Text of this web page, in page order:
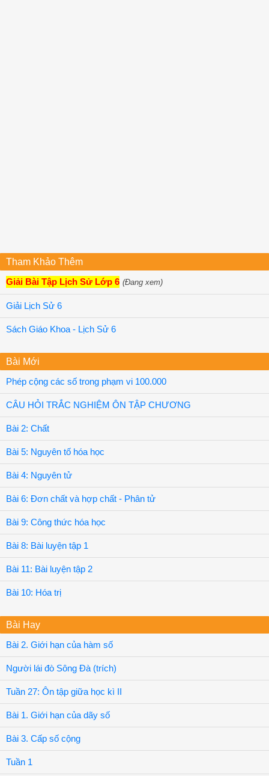
Tham Khảo Thêm
Giải Bài Tập Lịch Sử Lớp 6 (Đang xem)
Giải Lịch Sử 6
Sách Giáo Khoa - Lịch Sử 6
Bài Mới
Phép cộng các số trong phạm vi 100.000
CÂU HỎI TRẮC NGHIỆM ÔN TẬP CHƯƠNG
Bài 2: Chất
Bài 5: Nguyên tố hóa học
Bài 4: Nguyên tử
Bài 6: Đơn chất và hợp chất - Phân tử
Bài 9: Công thức hóa học
Bài 8: Bài luyện tập 1
Bài 11: Bài luyện tập 2
Bài 10: Hóa trị
Bài Hay
Bài 2. Giới hạn của hàm số
Người lái đò Sông Đà (trích)
Tuần 27: Ôn tập giữa học kì II
Bài 1. Giới hạn của dãy số
Bài 3. Cấp số cộng
Tuần 1